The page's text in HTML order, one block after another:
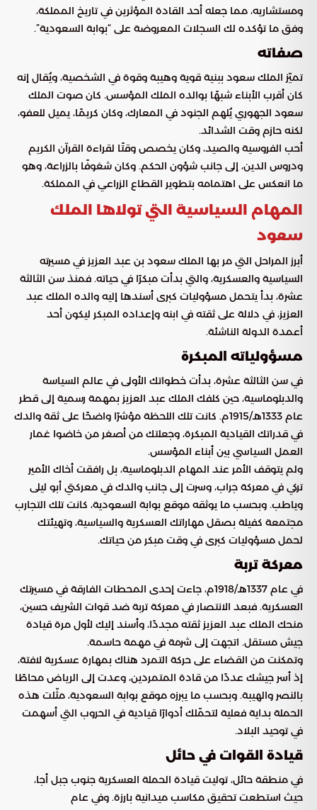
ومستشاريه، مما جعله أحد القادة المؤثرين في تاريخ المملكة،
وفق ما تؤكده لك السجلات المعروضة على “بوابة السعودية”.
صفاته
تميّز الملك سعود ببنية قوية وهيبة وقوة في الشخصية، ويُقال إنه
كان أقرب الأبناء شبهًا بوالده الملك المؤسس. كان صوت الملك
سعود الجهوري يُلهم الجنود في المعارك، وكان كريمًا، يميل للعفو،
لكنه حازم وقت الشدائد.
أحب الفروسية والصيد، وكان يخصص وقتًا لقراءة القرآن الكريم
ودروس الدين، إلى جانب شؤون الحكم. وكان شغوفًا بالزراعة، وهو
ما انعكس على اهتمامه بتطوير القطاع الزراعي في المملكة.
المهام السياسية التي تولاها الملك
سعود
أبرز المراحل التي مر بها الملك سعود بن عبد العزيز في مسيرته
السياسية والعسكرية، والتي بدأت مبكرًا في حياته. فمنذ سن الثالثة
عشرة، بدأ يتحمل مسؤوليات كبرى أسندها إليه والده الملك عبد
العزيز، في دلالة على ثقته في ابنه وإعداده المبكر ليكون أحد
أعمدة الدولة الناشئة.
مسؤولياته المبكرة
في سن الثالثة عشرة، بدأت خطواتك الأولى في عالم السياسة
والدبلوماسية، حين كلفك الملك عبد العزيز بمهمة رسمية إلى قطر
عام 1333هـ/1915م. كانت تلك اللحظة مؤشرًا واضحًا على ثقة والدك
في قدراتك القيادية المبكرة، وجعلتك من أصغر من خاضوا غمار
العمل السياسي بين أبناء المؤسس.
ولم يتوقف الأمر عند المهام الدبلوماسية، بل رافقت أخاك الأمير
تركي في معركة جراب، وسرت إلى جانب والدك في معركتي أبو ليلى
وياطب. وبحسب ما يوثقه موقع بوابة السعودية، كانت تلك التجارب
مجتمعة كفيلة بصقل مهاراتك العسكرية والسياسية، وتهيئتك
لحمل مسؤوليات كبرى في وقت مبكر من حياتك.
معركة تربة
في عام 1337هـ/1918م، جاءت إحدى المحطات الفارقة في مسيرتك
العسكرية. فبعد الانتصار في معركة تربة ضد قوات الشريف حسين،
منحك الملك عبد العزيز ثقته مجددًا، وأسند إليك لأول مرة قيادة
جيش مستقل. اتجهت إلى شرمة في مهمة حاسمة.
وتمكنت من القضاء على حركة التمرد هناك بمهارة عسكرية لافتة،
إذ أسر جيشك عددًا من قادة المتمردين، وعدت إلى الرياض محاطًا
بالنصر والهيبة. وبحسب ما يبرزه موقع بوابة السعودية، مثّلت هذه
الحملة بداية فعلية لتحمّلك أدوارًا قيادية في الحروب التي أسهمت
في توحيد البلاد.
قيادة القوات في حائل
في منطقة حائل، توليت قيادة الحملة العسكرية جنوب جبل أجا،
حيث استطعت تحقيق مكاسب ميدانية بارزة. وفي عام